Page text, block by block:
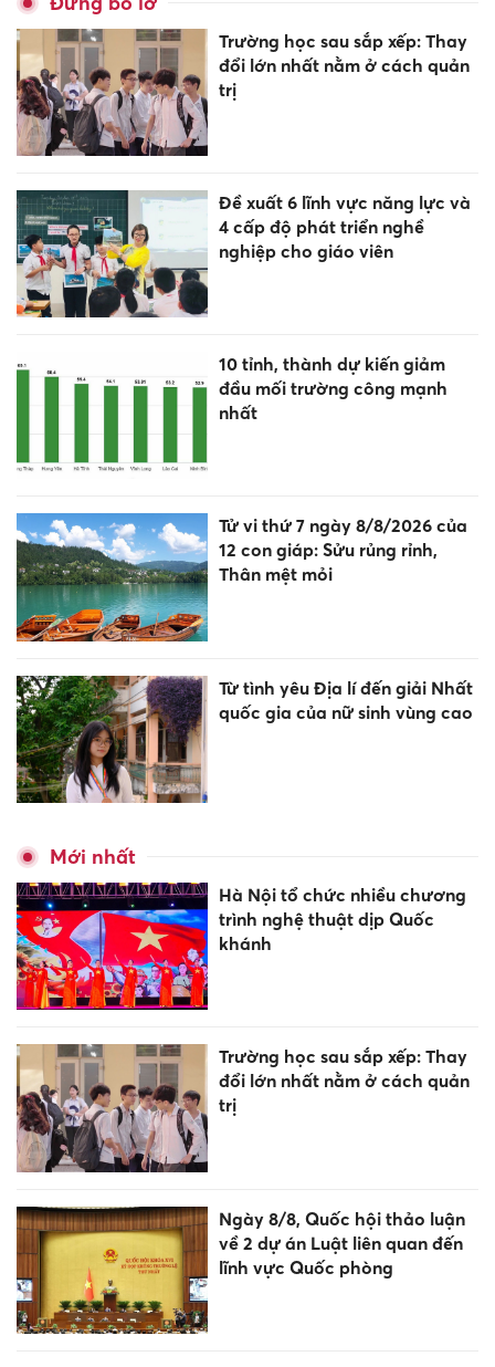
Trường học sau sắp xếp: Thay
đổi lớn nhất nằm ở cách quản
trị
Đề xuất 6 lĩnh vực năng lực và
4 cấp độ phát triển nghề
nghiệp cho giáo viên
10 tỉnh, thành dự kiến giảm
đầu mối trường công mạnh
nhất
Tử vi thứ 7 ngày 8/8/2026 của
12 con giáp: Sửu rủng rỉnh,
Thân mệt mỏi
Từ tình yêu Địa lí đến giải Nhất
quốc gia của nữ sinh vùng cao
Mới nhất
Hà Nội tổ chức nhiều chương
trình nghệ thuật dịp Quốc
khánh
Trường học sau sắp xếp: Thay
đổi lớn nhất nằm ở cách quản
trị
Ngày 8/8, Quốc hội thảo luận
về 2 dự án Luật liên quan đến
lĩnh vực Quốc phòng